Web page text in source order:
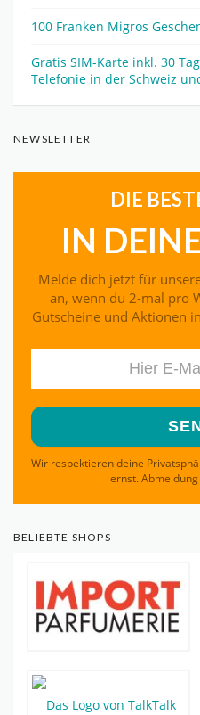
100 Franken Migros
Gratis SIM-Karte inkl. 30
Telefonie in der Schweiz
NEWSLETTER
DIE
IN
Melde dich jetzt für
an, wenn du 2-mal pro
Gutscheine und Aktionen
Wir respektieren deine
ernst.
BELIEBTE SHOPS